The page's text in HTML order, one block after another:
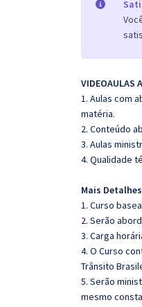
VIDEOAULAS
1. Aulas com
matéria.
2. Conteúdo
3. Aulas
4. Qualidade
Mais
1. Curso
2. Serão
3. Carga
4. O Curso
Trânsito
5. Serão
mesmo